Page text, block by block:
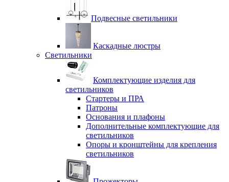
Подвесные светильники
Каскадные люстры
Светильники
Комплектующие изделия для
светильников
Стартеры и ПРА
Патроны
Основания и плафоны
Дополнительные комплектующие для
светильников
Опоры и кронштейны для крепления
светильников